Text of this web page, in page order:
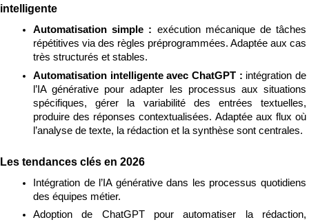
intelligente
Automatisation simple : exécution mécanique de tâches
répétitives via des règles préprogrammées. Adaptée aux cas
très structurés et stables.
Automatisation intelligente avec ChatGPT : intégration de
l’IA générative pour adapter les processus aux situations
spécifiques, gérer la variabilité des entrées textuelles,
produire des réponses contextualisées. Adaptée aux flux où
l’analyse de texte, la rédaction et la synthèse sont centrales.
Les tendances clés en 2026
Intégration de l’IA générative dans les processus quotidiens
des équipes métier.
Adoption de ChatGPT pour automatiser la rédaction,